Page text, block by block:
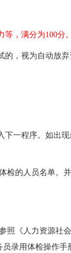
，满分为100分。
，视为自动放弃
一程序。如出现
检的人员名单。并
照《人力资源社会
员录用体检操作手